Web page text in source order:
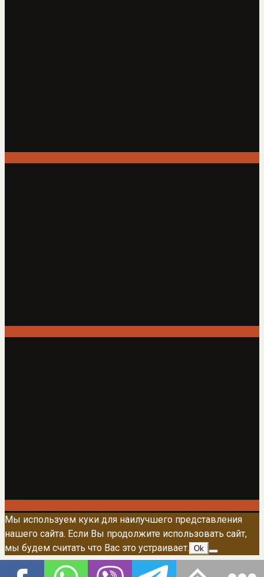
Мы используем куки для наилучшего представления
нашего сайта. Если Вы продолжите использовать сайт,
мы будем считать что Вас это устраивает. Ok